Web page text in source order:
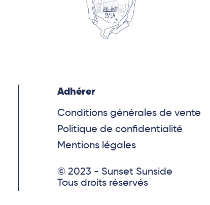
Adhérer
Conditions générales de vente
Politique de confidentialité
Mentions légales
© 2023 - Sunset Sunside
Tous droits réservés